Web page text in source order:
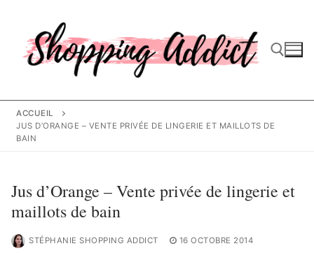
contenu
ACCUEIL
JUS D’ORANGE – VENTE PRIVÉE DE LINGERIE ET MAILLOTS DE
BAIN
Jus d’Orange – Vente privée de lingerie et
maillots de bain
STÉPHANIE SHOPPING ADDICT 16 OCTOBRE 2014